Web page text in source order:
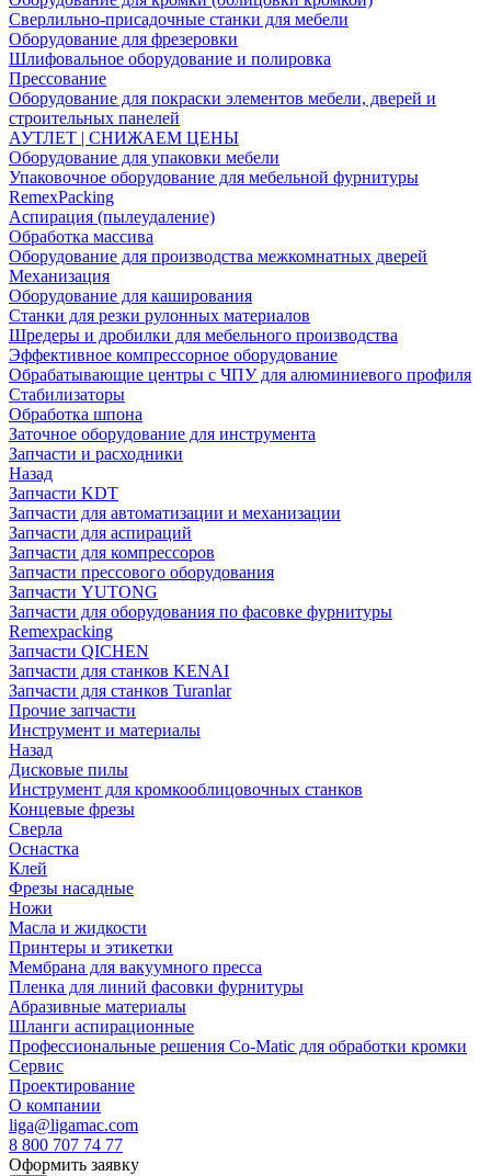
Сверлильно-присадочные станки для мебели
Оборудование для фрезеровки
Шлифовальное оборудование и полировка
Прессование
Оборудование для покраски элементов мебели, дверей и
строительных панелей
АУТЛЕТ | СНИЖАЕМ ЦЕНЫ
Оборудование для упаковки мебели
Упаковочное оборудование для мебельной фурнитуры
RemexPacking
Аспирация (пылеудаление)
Обработка массива
Оборудование для производства межкомнатных дверей
Механизация
Оборудование для каширования
Станки для резки рулонных материалов
Шредеры и дробилки для мебельного производства
Эффективное компрессорное оборудование
Обрабатывающие центры с ЧПУ для алюминиевого профиля
Стабилизаторы
Обработка шпона
Заточное оборудование для инструмента
Запчасти и расходники
Назад
Запчасти KDT
Запчасти для автоматизации и механизации
Запчасти для аспираций
Запчасти для компрессоров
Запчасти прессового оборудования
Запчасти YUTONG
Запчасти для оборудования по фасовке фурнитуры
Remexpacking
Запчасти QICHEN
Запчасти для станков KENAI
Запчасти для станков Turanlar
Прочие запчасти
Инструмент и материалы
Назад
Дисковые пилы
Инструмент для кромкооблицовочных станков
Концевые фрезы
Сверла
Оснастка
Клей
Фрезы насадные
Ножи
Масла и жидкости
Принтеры и этикетки
Мембрана для вакуумного пресса
Пленка для линий фасовки фурнитуры
Абразивные материалы
Шланги аспирационные
Профессиональные решения Co-Matic для обработки кромки
Сервис
Проектирование
О компании
liga@ligamac.com
8 800 707 74 77
Оформить заявку